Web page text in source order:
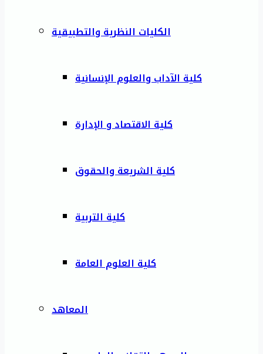
الكليات النظرية والتطبيقية
كلية الآداب والعلوم الإنسانية
كلية الاقتصاد و الإدارة
كلية الشريعة والحقوق
كلية التربية
كلية العلوم العامة
المعاهد